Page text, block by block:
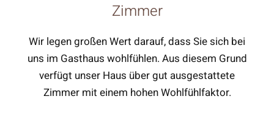
Zimmer
Wir legen großen Wert darauf, dass Sie sich bei
uns im Gasthaus wohlfühlen. Aus diesem Grund
verfügt unser Haus über gut ausgestattete
Zimmer mit einem hohen Wohlfühlfaktor.